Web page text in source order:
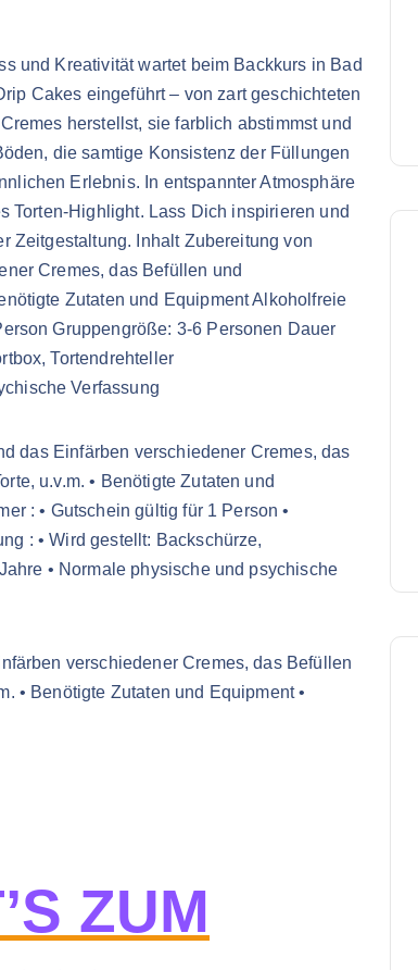
und Kreativität wartet beim Backkurs in Bad
Cakes eingeführt – von zart geschichteten
herstellst, sie farblich abstimmst und
die samtige Konsistenz der Füllungen
Erlebnis. In entspannter Atmosphäre
Torten-Highlight. Lass Dich inspirieren und
Zeitgestaltung. Inhalt Zubereitung von
Cremes, das Befüllen und
Zutaten und Equipment Alkoholfreie
Gruppengröße: 3-6 Personen Dauer
Tortendrehteller
Verfassung
das Einfärben verschiedener Cremes, das
u.v.m. • Benötigte Zutaten und
: • Gutschein gültig für 1 Person •
: • Wird gestellt: Backschürze,
• Normale physische und psychische
verschiedener Cremes, das Befüllen
• Benötigte Zutaten und Equipment •
ZUM